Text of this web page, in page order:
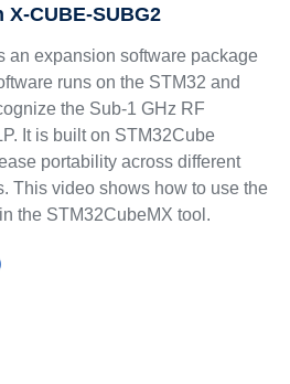
CUBE-SUBG2
an expansion software package
runs on the STM32 and
the Sub-1 GHz RF
It is built on STM32Cube
portability across different
This video shows how to use the
the STM32CubeMX tool.